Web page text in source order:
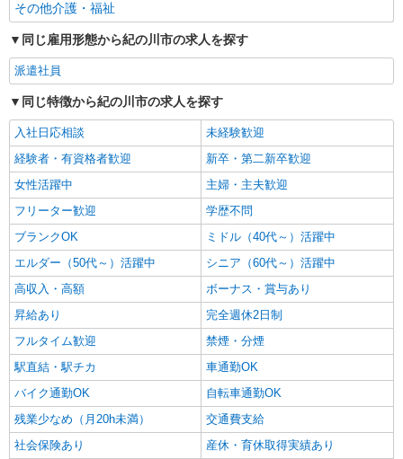
その他介護・福祉
同じ雇用形態から紀の川市の求人を探す
派遣社員
同じ特徴から紀の川市の求人を探す
入社日応相談
未経験歓迎
経験者・有資格者歓迎
新卒・第二新卒歓迎
女性活躍中
主婦・主夫歓迎
フリーター歓迎
学歴不問
ブランクOK
ミドル（40代～）活躍中
エルダー（50代～）活躍中
シニア（60代～）活躍中
高収入・高額
ボーナス・賞与あり
昇給あり
完全週休2日制
フルタイム歓迎
禁煙・分煙
駅直結・駅チカ
車通勤OK
バイク通勤OK
自転車通勤OK
残業少なめ（月20h未満）
交通費支給
社会保険あり
産休・育休取得実績あり